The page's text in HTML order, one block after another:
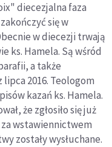
diecezjalna faza
się w
w diecezji trwają
ks. Hamela. Są wśród
a także
2016. Teologom
kazań ks. Hamela.
że zgłosiło się już
wstawiennictwem
zostały wysłuchane.